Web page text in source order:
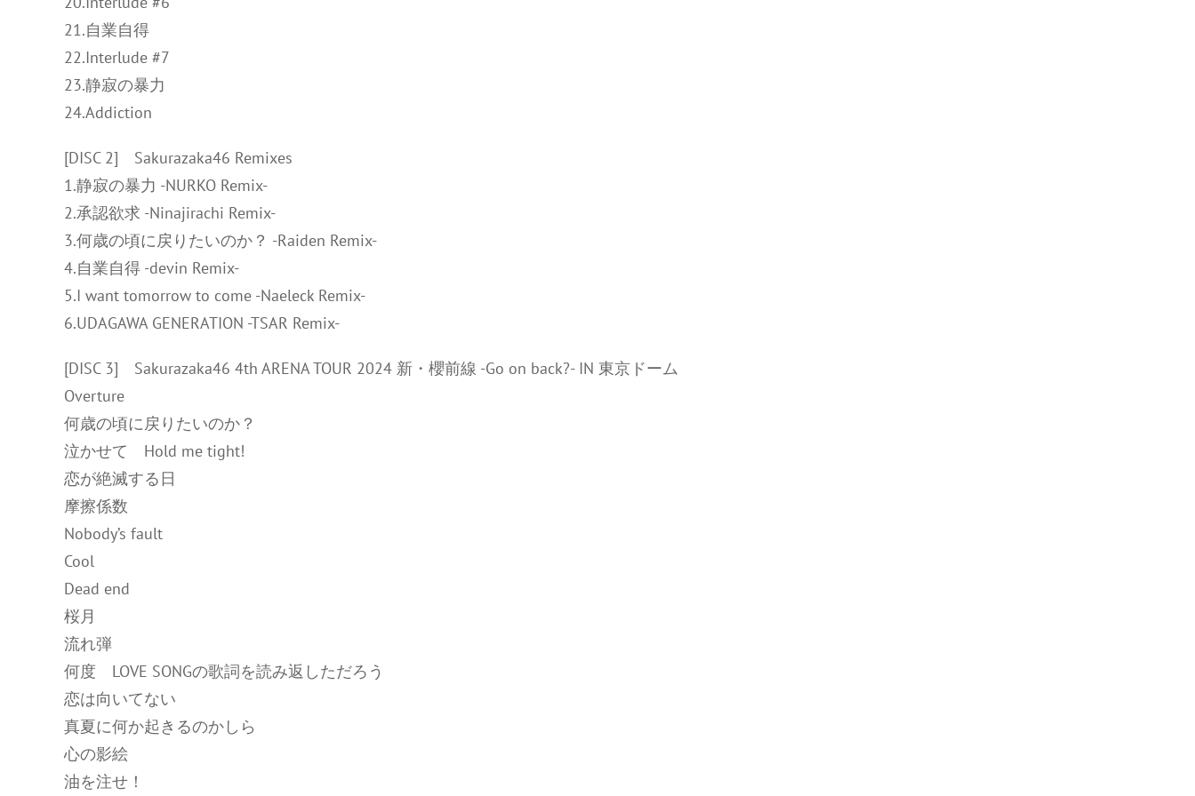
21.自業自得
22.Interlude #7
23.静寂の暴力
24.Addiction
[DISC 2] Sakurazaka46 Remixes
1.静寂の暴力 -NURKO Remix-
2.承認欲求 -Ninajirachi Remix-
3.何歳の頃に戻りたいのか？ -Raiden Remix-
4.自業自得 -devin Remix-
5.I want tomorrow to come -Naeleck Remix-
6.UDAGAWA GENERATION -TSAR Remix-
[DISC 3] Sakurazaka46 4th ARENA TOUR 2024 新・櫻前線 -Go on back?- IN 東京ドーム
Overture
何歳の頃に戻りたいのか？
泣かせて Hold me tight!
恋が絶滅する日
摩擦係数
Nobody’s fault
Cool
Dead end
桜月
流れ弾
何度 LOVE SONGの歌詞を読み返しただろう
恋は向いてない
真夏に何か起きるのかしら
心の影絵
油を注せ！